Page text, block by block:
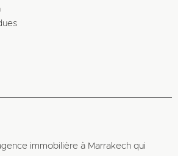
immobilière à Marrakech qui